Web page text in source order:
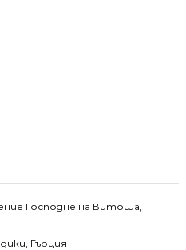
Господне на Витоша,
Гърция